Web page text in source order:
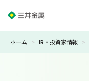
ホーム > IR・投資家情報 >